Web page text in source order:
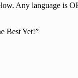
Any language
Best Yet!”